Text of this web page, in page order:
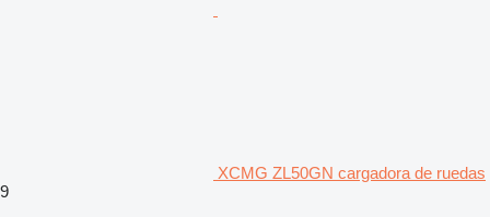
XCMG ZL50GN cargadora de ruedas
9